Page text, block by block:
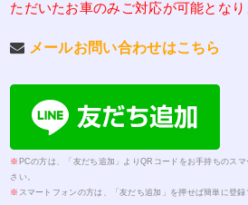
ただいたお車のみご対応が可能となり
メールお問い合わせはこちら
※ PCの方は、「友だち追加」よりQRコードをお手持ちのス
さい。
※ スマートフォンの方は、「友だち追加」を押せば簡単に登録